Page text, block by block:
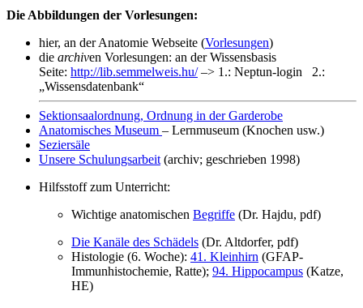
Die Abbildungen der Vorlesungen:
hier, an der Anatomie Webseite (Vorlesungen)
die archiven Vorlesungen: an der Wissensbasis
Seite: http://lib.semmelweis.hu/–> 1.: Neptun-login 2.:
„Wissensdatenbank“
Sektionsaalordnung, Ordnung in der Garderobe
Anatomisches Museum – Lernmuseum (Knochen usw.)
Seziersäle
Unsere Schulungsarbeit (archiv; geschrieben 1998)
Hilfsstoff zum Unterricht:
Wichtige anatomischen Begriffe (Dr. Hajdu, pdf)
Die Kanäle des Schädels (Dr. Altdorfer, pdf)
Histologie (6. Woche): 41. Kleinhirn (GFAP-
Immunhistochemie, Ratte); 94. Hippocampus (Katze,
HE)